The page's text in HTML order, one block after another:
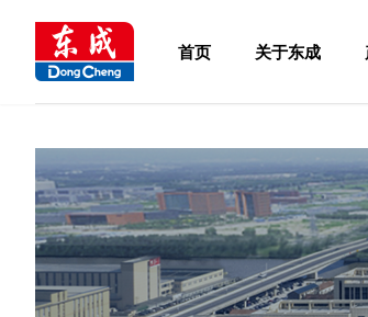
首页 关于东成